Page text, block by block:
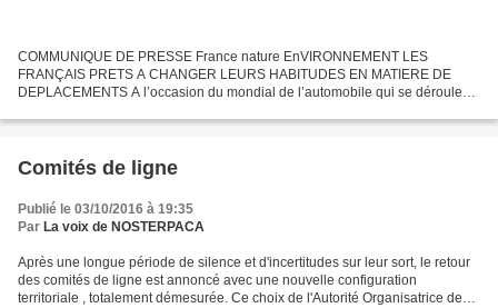
COMMUNIQUE DE PRESSE France nature EnVIRONNEMENT LES
FRANÇAIS PRETS A CHANGER LEURS HABITUDES EN MATIERE DE
DEPLACEMENTS A l’occasion du mondial de l’automobile qui se déroule
Fondation PSA...
Comités de ligne
Publié le 03/10/2016 à 19:35
Par La voix de NOSTERPACA
Après une longue période de silence et d'incertitudes sur leur sort, le retour
des comités de ligne est annoncé avec une nouvelle configuration
territoriale , totalement démesurée. Ce choix de l'Autorité Organisatrice des